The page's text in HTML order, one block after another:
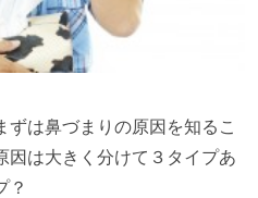
は鼻づまりの原因を知るこ
因は大きく分けて３タイプあ
？